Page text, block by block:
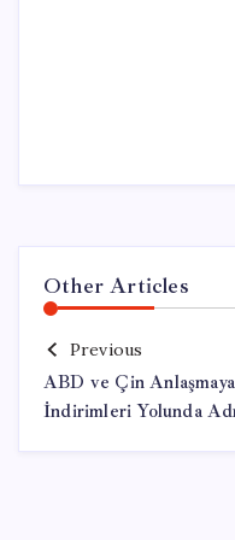
Other Articles
Previous
ABD ve Çin
İndirimleri Yolunda